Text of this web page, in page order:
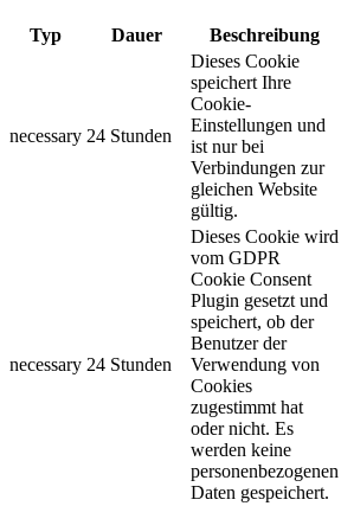
Typ Dauer Beschreibung
necessary 24 Stunden
Dieses Cookie
speichert Ihre
Cookie-
Einstellungen und
ist nur bei
Verbindungen zur
gleichen Website
gültig.
necessary 24 Stunden
Dieses Cookie wird
vom GDPR
Cookie Consent
Plugin gesetzt und
speichert, ob der
Benutzer der
Verwendung von
Cookies
zugestimmt hat
oder nicht. Es
werden keine
personenbezogenen
Daten gespeichert.